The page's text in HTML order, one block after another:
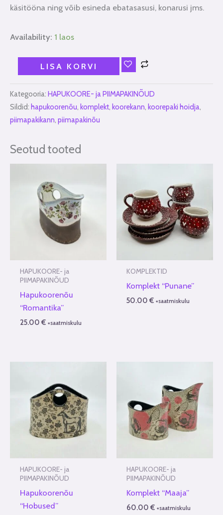
käsitööna ning võib esineda ebatasasusi, konarusi jms.
Availability: 1 laos
LISA KORVI
Kategooria: HAPUKOORE- ja PIIMAPAKINÕUD
Sildid: hapukoorenõu, komplekt, koorekann, koorepaki hoidja,
piimapakikann, piimapakinõu
Seotud tooted
HAPUKOORE- ja
PIIMAPAKINÕUD
Hapukoorenõu
“Romantika”
25.00€ +saatmiskulu
KOMPLEKTID
Komplekt “Punane”
50.00€ +saatmiskulu
HAPUKOORE- ja
PIIMAPAKINÕUD
Hapukoorenõu
“Hobused”
HAPUKOORE- ja
PIIMAPAKINÕUD
Komplekt “Maaja”
60.00€ +saatmiskulu